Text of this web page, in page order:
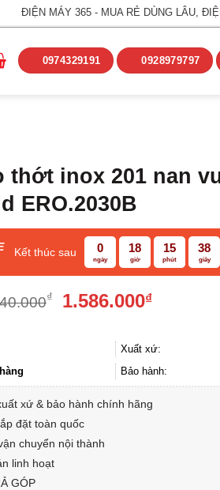
ĐIỆN MÁY 365 - MUA RẺ DÙNG LÂU,
0974329191 0928979797
thớt inox 201 nan
ERO.2030B
Kết thúc sau 0
ngày
18
giờ
15
phút
37
giây
₫
Giá
2.440.000₫.
1.586.000₫Giá
là:
Xuất xứ:
Bảo hành:
xứ & bảo hành chính hãng
đặt toàn quốc
chuyển nội thành
linh hoạt
GÓP